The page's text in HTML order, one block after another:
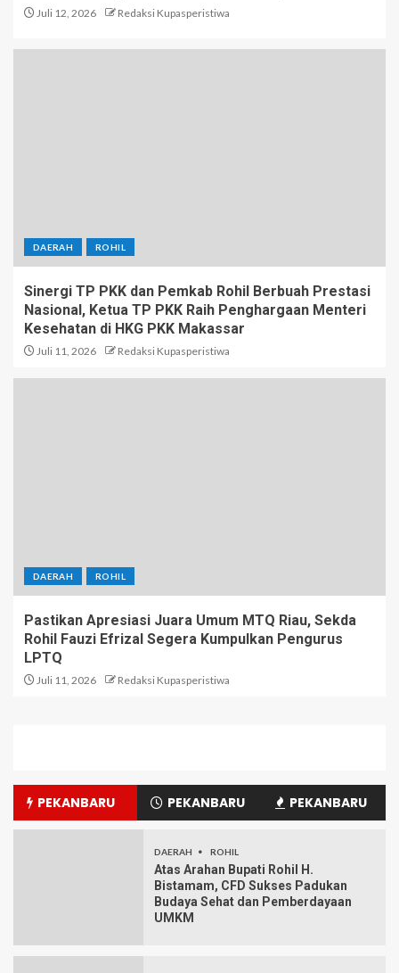
Juli 12, 2026 Redaksi Kupasperistiwa
DAERAH ROHIL
Sinergi TP PKK dan Pemkab Rohil Berbuah Prestasi
Nasional, Ketua TP PKK Raih Penghargaan Menteri
Kesehatan di HKG PKK Makassar
Juli 11, 2026 Redaksi Kupasperistiwa
DAERAH ROHIL
Pastikan Apresiasi Juara Umum MTQ Riau, Sekda
Rohil Fauzi Efrizal Segera Kumpulkan Pengurus
LPTQ
Juli 11, 2026 Redaksi Kupasperistiwa
PEKANBARU PEKANBARU PEKANBARU
DAERAH ROHIL
Atas Arahan Bupati Rohil H.
Bistamam, CFD Sukses Padukan
Budaya Sehat dan Pemberdayaan
UMKM